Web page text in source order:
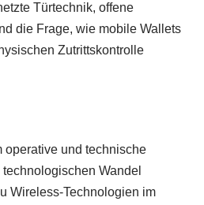
Türtechnik, offene
die Frage, wie mobile Wallets
Zutrittskontrolle
operative und technische
Wandel
Wireless-Technologien im